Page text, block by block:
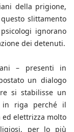
della prigione,
slittamento
ignorano
dei detenuti.
– presenti in
un dialogo
si stabilisse un
in riga perché il
elettrizza molto
per lo più